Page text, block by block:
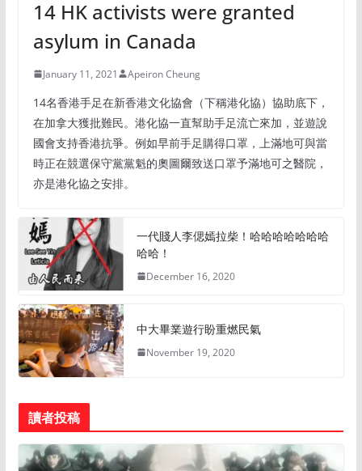
14 HK activists were granted
asylum in Canada
January 11, 2021 Apeiron Cheung
14名香港手足在新香港文化協會（下稱港化協）協助底下，
在加拿大獲批難民。港化協一直幫助手足流亡來加，並遊說
國會支持香港抗爭。例如早前手足購得口罩，上滿地可與當
時正在競選保守黨黨魁的奧圖爾致送口罩予滿地可之醫院，
亦是港化協之安排。
一代賤人李偲嫣拉柴！哈哈哈哈哈哈哈
哈哈！
December 16, 2020
中大畢業遊行盼重燃民氣
November 19, 2020
讀者投稿